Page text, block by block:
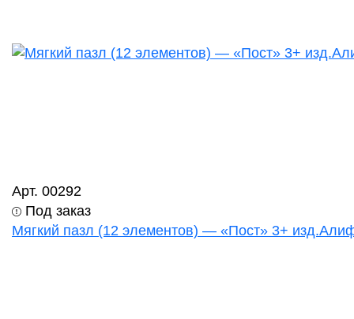
Арт. 00292
Под заказ
Мягкий пазл (12 элементов) — «Пост» 3+